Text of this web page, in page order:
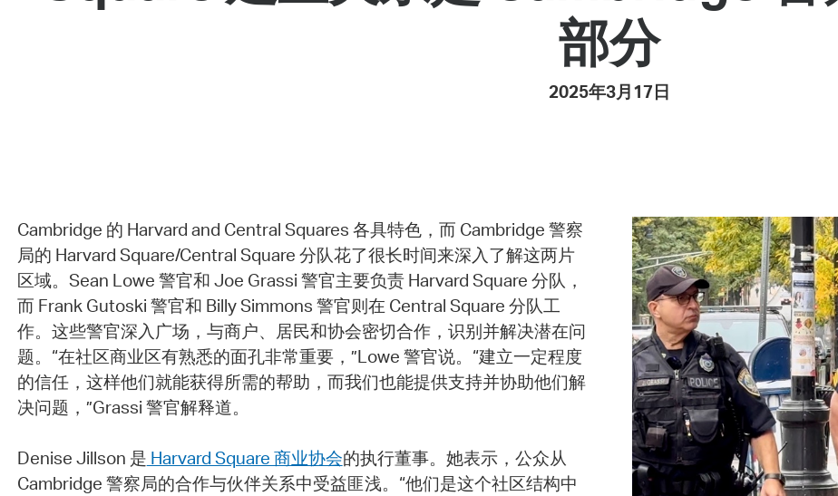
部分
2025年3月17日
Cambridge 的 Harvard and Central Squares 各具特色，而 Cambridge 警察
局的 Harvard Square/Central Square 分队花了很长时间来深入了解这两片
区域。Sean Lowe 警官和 Joe Grassi 警官主要负责 Harvard Square 分队，
而 Frank Gutoski 警官和 Billy Simmons 警官则在 Central Square 分队工
作。这些警官深入广场，与商户、居民和协会密切合作，识别并解决潜在问
题。“在社区商业区有熟悉的面孔非常重要，”Lowe 警官说。“建立一定程度
的信任，这样他们就能获得所需的帮助，而我们也能提供支持并协助他们解
决问题，”Grassi 警官解释道。
Denise Jillson 是 Harvard Square 商业协会的执行董事。她表示，公众从
Cambridge 警察局的合作与伙伴关系中受益匪浅。“他们是这个社区结构中